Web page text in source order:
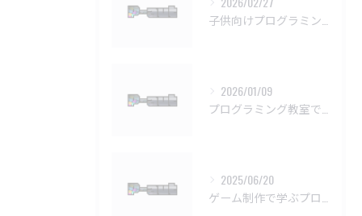
2026/01/09
2025/06/20